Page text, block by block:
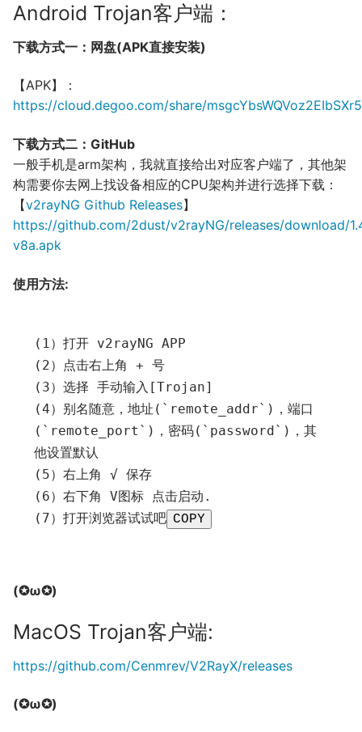
Android Trojan客户端：
下载方式一：网盘(APK直接安装)
【APK】：
https://cloud.degoo.com/share/
下载方式二：GitHub
一般手机是arm架构，我就直接给出对应客户端了，其他架
构需要你去网上找设备相应的CPU架构并进行选择下载：
【v2rayNG Github Releases】
https://github.com/2dust/v2rayNG/releases/download/
v8a.apk
使用方法:
( 1）打开
( 2）点击右上角 + 号
( 3）选择 手动输入[Trojan]
(4）别名随意，地址( `remote_addr` )，端口
( `remote_port` )，密码( `password` )，其
他设置默认
( 5）右上角 √ 保存
( 6）右下角 V图标
点击启动.
( 7）打开浏览器试试吧 COPY
(✪ω✪)
MacOS Trojan客户端:
https://github.com/Cenmrev/V2RayX/releases
(✪ω✪)